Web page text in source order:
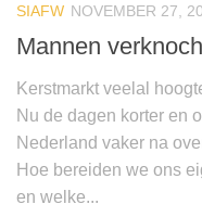
SIAFW NOVEMBER 27,
Mannen
Kerstmarkt veelal
Nu de dagen korter en
Nederland vaker na
Hoe bereiden we ons
en welke...